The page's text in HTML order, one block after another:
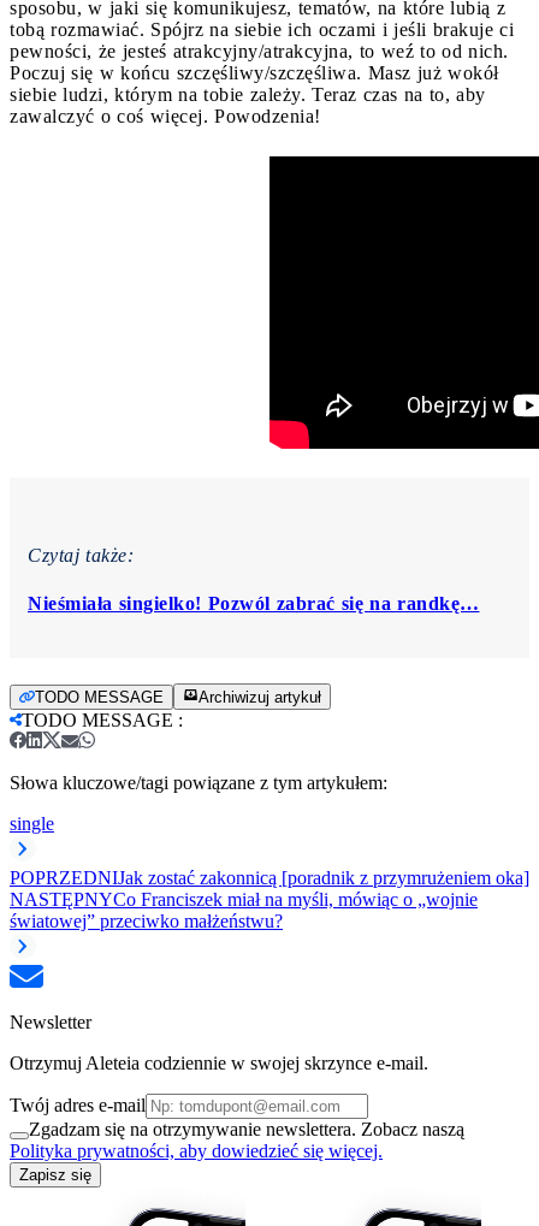
sposobu, w jaki się komunikujesz, tematów, na które lubią z
tobą rozmawiać. Spójrz na siebie ich oczami i jeśli brakuje ci
pewności, że jesteś atrakcyjny/atrakcyjna, to weź to od nich.
Poczuj się w końcu szczęśliwy/szczęśliwa. Masz już wokół
siebie ludzi, którym na tobie zależy. Teraz czas na to, aby
zawalczyć o coś więcej. Powodzenia!
Czytaj także:
Nieśmiała singielko! Pozwól zabrać się na randkę…
TODO MESSAGE Archiwizuj artykuł
TODO MESSAGE :
Słowa kluczowe/tagi powiązane z tym artykułem:
single
POPRZEDNIJak zostać zakonnicą [poradnik z przymrużeniem oka]
NASTĘPNYCo Franciszek miał na myśli, mówiąc o „wojnie
światowej” przeciwko małżeństwu?
Newsletter
Otrzymuj Aleteia codziennie w swojej skrzynce e-mail.
Twój adres e-mail
Zgadzam się na otrzymywanie newslettera. Zobacz naszą
Polityka prywatności, aby dowiedzieć się więcej.
Zapisz się